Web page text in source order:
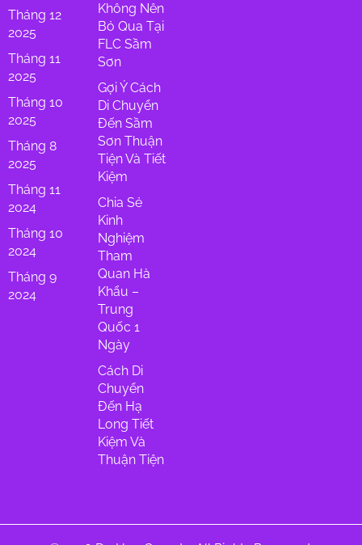
Tháng 12
2025
Tháng 11
2025
Tháng 10
2025
Tháng 8
2025
Tháng 11
2024
Tháng 10
2024
Tháng 9
2024
Không Nên
Bỏ Qua Tại
FLC Sầm
Sơn
Gợi Ý Cách
Di Chuyển
Đến Sầm
Sơn Thuận
Tiện Và Tiết
Kiệm
Chia Sẻ
Kinh
Nghiệm
Tham
Quan Hà
Khẩu –
Trung
Quốc 1
Ngày
Cách Di
Chuyển
Đến Hạ
Long Tiết
Kiệm Và
Thuận Tiện